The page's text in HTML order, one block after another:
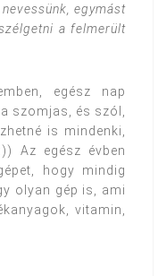
egymást
a felmerült
egész nap
szomjas, és szól,
is mindenki,
Az egész évben
hogy mindig
olyan gép is, ami
vitamin,